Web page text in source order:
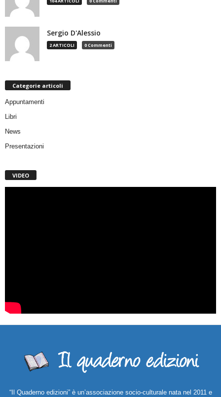
Sergio D'Alessio
2 ARTICOLI 0 Commenti
Categorie articoli
Appuntamenti
Libri
News
Presentazioni
VIDEO
“Il Quaderno edizioni” è un’associazione socio-culturale nata nel 2011 e